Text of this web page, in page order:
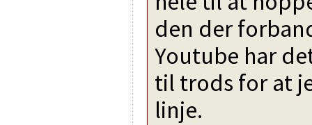
den der
Youtube har
til trods for at
linje.